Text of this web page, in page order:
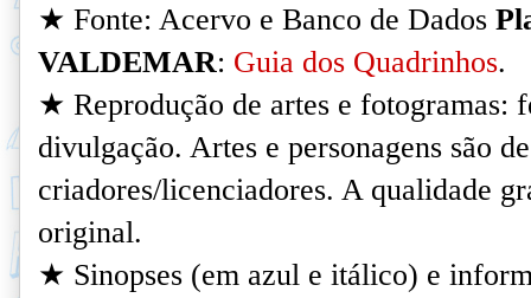
★ Fonte: Acervo e Banco de Dados
VALDEMAR: Guia dos Quadrinhos.
★ Reprodução de artes e fotogramas:
divulgação. Artes e personagens são
criadores/licenciadores. A qualidade
original.
★ Sinopses (em azul e itálico) e